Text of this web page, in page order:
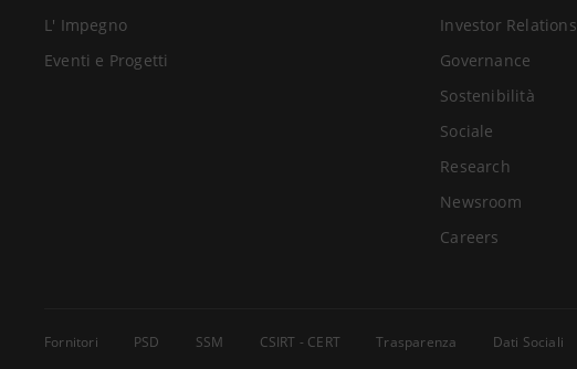
L' Impegno
Eventi e Progetti
Investor Relations
Governance
Sostenibilità
Sociale
Research
Newsroom
Careers
Fornitori PSD SSM CSIRT - CERT Trasparenza Dati Sociali